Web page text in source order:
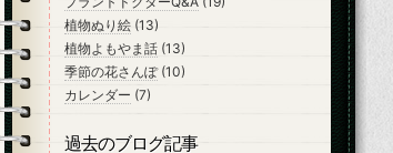
植物ぬり絵 (13)
植物よもやま話 (13)
季節の花さんぽ (10)
カレンダー (7)
過去のブログ記事